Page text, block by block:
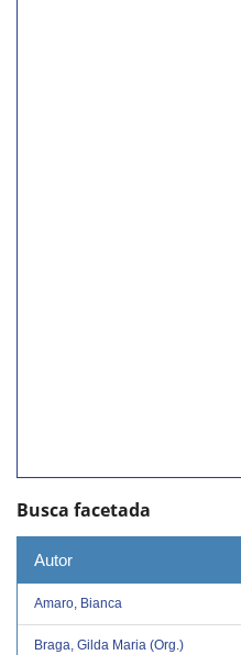
Busca facetada
Autor
Amaro, Bianca
Braga, Gilda Maria (Org.)